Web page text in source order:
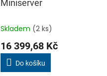
Miniserver
Průměrné
produktu
4,5
Skladem (2 ks)
16 399,68 Kč
Do košíku